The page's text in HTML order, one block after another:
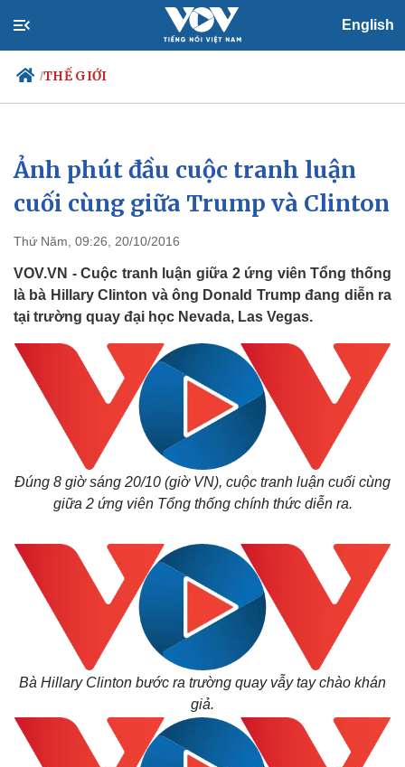
English
/THẾ GIỚI
Chính trị
Đảng
Tổ chức nhân sự
Nhận diện sự thật
Xã hội
Dự báo thời tiết
Việc làm
Biển đảo
Ảnh phút đầu cuộc tranh luận
cuối cùng giữa Trump và Clinton
Thứ Năm, 09:26, 20/10/2016
VOV.VN - Cuộc tranh luận giữa 2 ứng viên Tổng thống
là bà Hillary Clinton và ông Donald Trump đang diễn ra
tại trường quay đại học Nevada, Las Vegas.
Đúng 8 giờ sáng 20/10 (giờ VN), cuộc tranh luận cuối cùng
giữa 2 ứng viên Tổng thống chính thức diễn ra.
Bà Hillary Clinton bước ra trường quay vẫy tay chào khán
giả.